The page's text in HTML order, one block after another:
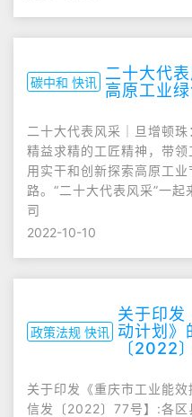
碳中和 快讯 二十大代
高原工业
二十大代表风采｜旦增顿
精益求精的工匠精神，带领
用实干和创新探索高原工
路。“二十大代表风采”一
司
2022-10-10
政策法规 快讯
关于印发
动计划》
〔2022
关于印发《重庆市工业能
信发〔2022〕77号】:各区